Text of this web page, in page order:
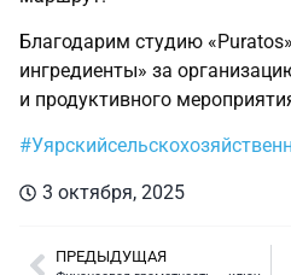
Благодарим студию
ингредиенты» за
и продуктивного
3 октября, 2025
ПРЕДЫДУЩАЯ